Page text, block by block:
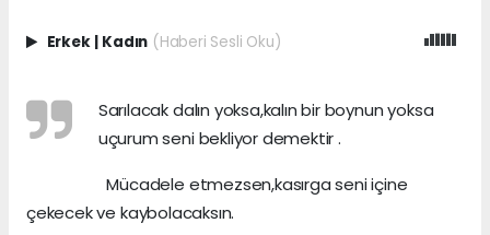
Erkek | Kadın (Haberi Sesli Oku)
Sarılacak dalın yoksa,kalın bir boynun yoksa
uçurum seni bekliyor demektir .
Mücadele etmezsen,kasırga seni içine
çekecek ve kaybolacaksın.